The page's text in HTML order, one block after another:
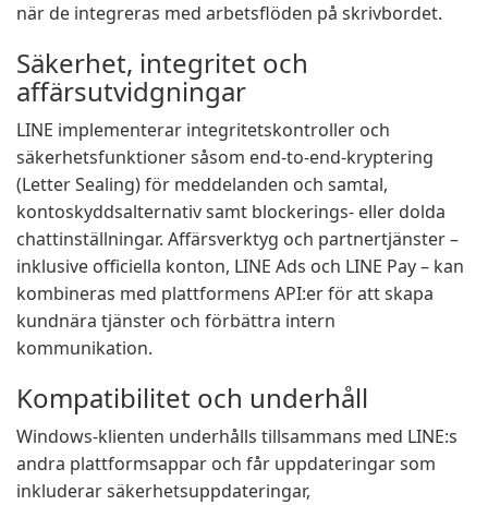
när de integreras med arbetsflöden på skrivbordet.
Säkerhet, integritet och
affärsutvidgningar
LINE implementerar integritetskontroller och
säkerhetsfunktioner såsom end-to-end-kryptering
(Letter Sealing) för meddelanden och samtal,
kontoskyddsalternativ samt blockerings- eller dolda
chattinställningar. Affärsverktyg och partnertjänster –
inklusive officiella konton, LINE Ads och LINE Pay – kan
kombineras med plattformens API:er för att skapa
kundnära tjänster och förbättra intern
kommunikation.
Kompatibilitet och underhåll
Windows-klienten underhålls tillsammans med LINE:s
andra plattformsappar och får uppdateringar som
inkluderar säkerhetsuppdateringar,